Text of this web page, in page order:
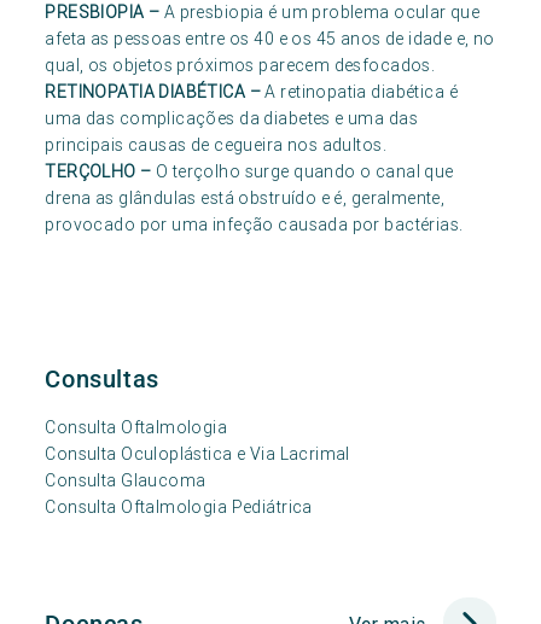
PRESBIOPIA – A presbiopia é um problema ocular que
afeta as pessoas entre os 40 e os 45 anos de idade e, no
qual, os objetos próximos parecem desfocados.
RETINOPATIA DIABÉTICA –A retinopatia diabética é
uma das complicações da diabetes e uma das
principais causas de cegueira nos adultos.
TERÇOLHO – O terçolho surge quando o canal que
drena as glândulas está obstruído e é, geralmente,
provocado por uma infeção causada por bactérias.
Consultas
Consulta Oftalmologia
Consulta Oculoplástica e Via Lacrimal
Consulta Glaucoma
Consulta Oftalmologia Pediátrica